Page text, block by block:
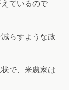
ているので
らすような政
で、米農家は